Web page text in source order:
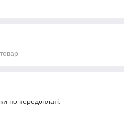
по передоплаті.